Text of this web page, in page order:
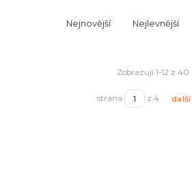
Nejnovější Nejlevnější
Zobrazuji 1-12 z 40
strana z 4 další